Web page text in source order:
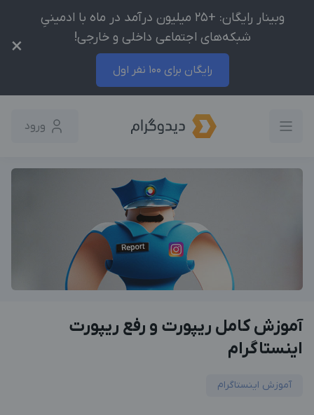
وبینار رایگان: +25 میلیون درآمد در ماه با ادمینیِ
شبکه‌های اجتماعی داخلی و خارجی!
رایگان برای 100 نفر اول
×
ورود
آموزش کامل ریپورت و رفع ریپورت
اینستاگرام
آموزش اینستاگرام